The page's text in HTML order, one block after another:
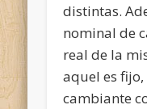
distintas.
nominal de
real de la
aquel es
cambiante